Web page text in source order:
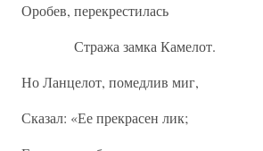
Оробев, перекрестилась
Стража замка Камелот.
Но Ланцелот, помедлив миг,
Сказал: «Ее прекрасен лик;